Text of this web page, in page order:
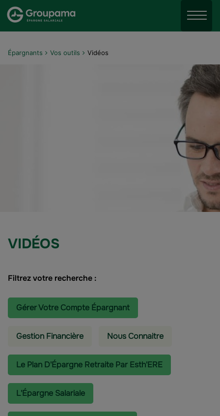
Aller au menu
Aller au contenu
Menu
Épargnants Vos outils Vidéos
VIDÉOS
Filtrez votre recherche :
Gérer Votre Compte Épargnant
Gestion Financière Nous Connaitre
Le Plan D'Épargne Retraite Par Esth'ERE
L'épargne Salariale